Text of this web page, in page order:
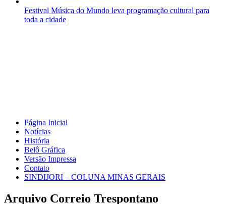
Festival Música do Mundo leva programação cultural para
toda a cidade
Página Inicial
Notícias
História
Belô Gráfica
Versão Impressa
Contato
SINDIJORI – COLUNA MINAS GERAIS
Arquivo Correio Trespontano